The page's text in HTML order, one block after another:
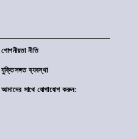
গোপনীয়তা নীতি
যুক্তিসঙ্গত ব্যবস্থা
আমাদের সাথে যোগাযোগ করুন: